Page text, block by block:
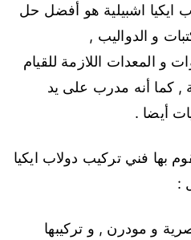
ايكيا اشبيلية هو أفضل حل
و الدواليب ,
و المعدات اللازمة للقيام
, كما أنه مدرب على يد
أيضا .
بها فني تركيب دولاب ايكيا
:
و مودرن , و تركيبها